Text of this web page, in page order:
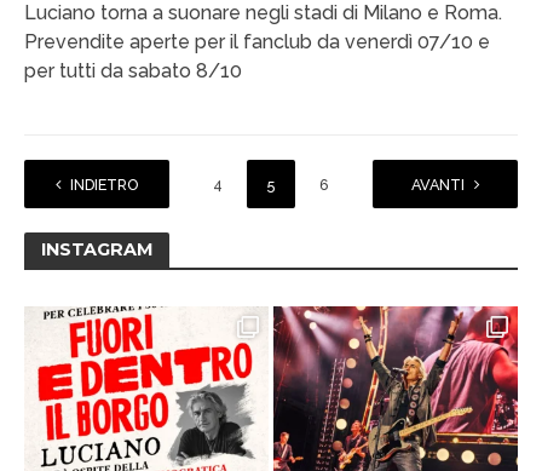
Luciano torna a suonare negli stadi di Milano e Roma.
Prevendite aperte per il fanclub da venerdì 07/10 e
per tutti da sabato 8/10
INDIETRO
1 … 4 5 6 … 33
AVANTI
INSTAGRAM